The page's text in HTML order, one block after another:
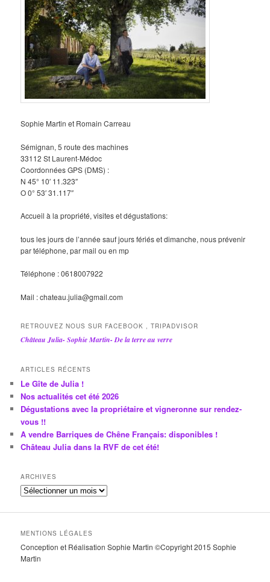
Sophie Martin et Romain Carreau
Sémignan, 5 route des machines
33112 St Laurent-Médoc
Coordonnées GPS (DMS) :
N 45° 10′ 11.323″
O 0° 53′ 31.117″
Accueil à la propriété, visites et dégustations:
tous les jours de l’année sauf jours fériés et dimanche, nous prévenir
par téléphone, par mail ou en mp
Téléphone : 0618007922
Mail : chateau.julia@gmail.com
RETROUVEZ NOUS SUR FACEBOOK , TRIPADVISOR
Château Julia- Sophie Martin- De la terre au verre
ARTICLES RÉCENTS
Le Gîte de Julia !
Nos actualités cet été 2026
Dégustations avec la propriétaire et vigneronne sur rendez-
vous !!
A vendre Barriques de Chêne Français: disponibles !
Château Julia dans la RVF de cet été!
ARCHIVES
A
c
i
v
e
MENTIONS LÉGALES
Conception et Réalisation Sophie Martin ©Copyright 2015 Sophie
Martin